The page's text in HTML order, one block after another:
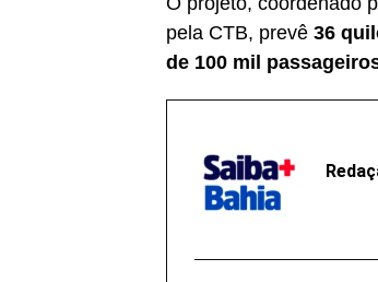
pela CTB, prevê 36
de 100 mil